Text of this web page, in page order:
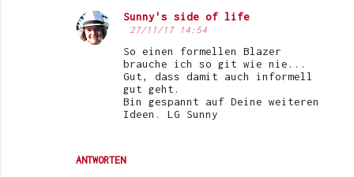
ANTWORTEN
Sunny's side of life
27/11/17 14:54
So einen formellen Blazer
brauche ich so git wie nie...
Gut, dass damit auch informell
gut geht.
Bin gespannt auf Deine weiteren
Ideen. LG Sunny